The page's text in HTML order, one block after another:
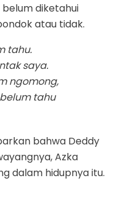
diketahui
atau tidak.
tahu.
saya.
ngomong,
tahu
bahwa Deddy
Azka
dalam hidupnya itu.